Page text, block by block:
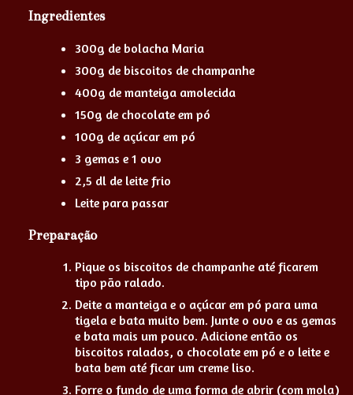
Ingredientes
300g de bolacha Maria
300g de biscoitos de champanhe
400g de manteiga amolecida
150g de chocolate em pó
100g de açúcar em pó
3 gemas e 1 ovo
2,5 dl de leite frio
Leite para passar
Preparação
Pique os biscoitos de champanhe até ficarem
tipo pão ralado.
Deite a manteiga e o açúcar em pó para uma
tigela e bata muito bem. Junte o ovo e as gemas
e bata mais um pouco. Adicione então os
biscoitos ralados, o chocolate em pó e o leite e
bata bem até ficar um creme liso.
Forre o fundo de uma forma de abrir (com mola)